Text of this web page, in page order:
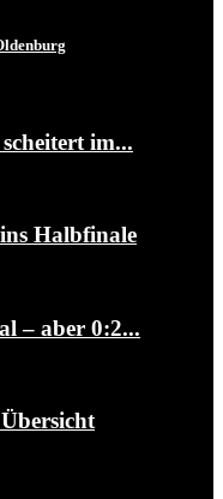
im...
Halbfinale
– aber 0:2...